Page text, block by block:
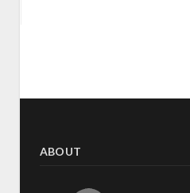
ABOUT